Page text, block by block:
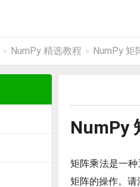
> NumPy 精选教程 > NumPy 矩
NumPy
矩阵乘法是一
矩阵的操作。请